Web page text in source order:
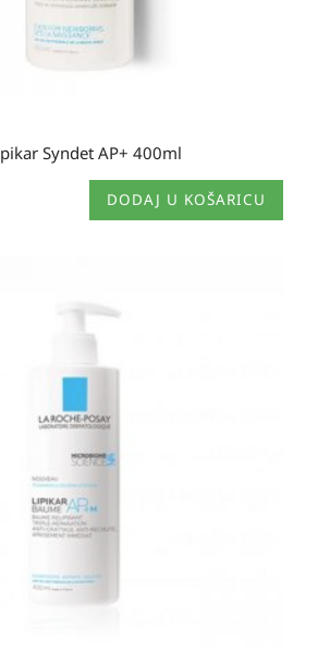
Syndet AP+ 400ml
DODAJ U KOŠARICU